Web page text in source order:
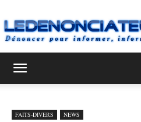
FAITS-DIVERS NEWS